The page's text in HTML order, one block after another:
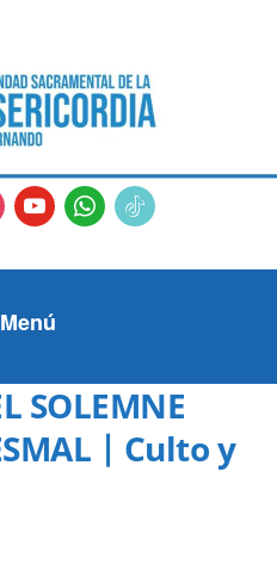
youtubewhatsapp
tiktok2
SOLEMNE
| Culto y